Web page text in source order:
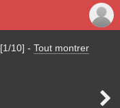
[1/10] - Tout montrer
